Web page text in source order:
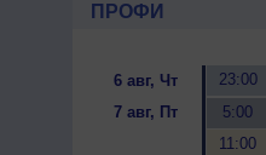
ПРОФИ
6 авг, Чт
23:00
7 авг, Пт
5:00
11:00